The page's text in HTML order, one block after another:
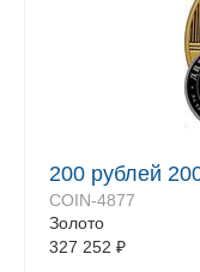
200 рублей
COIN-4877
Золото
327 252 ₽